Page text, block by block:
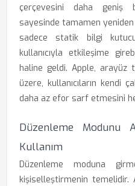
çerçevesini daha geniş
sayesinde tamamen yeniden
sadece statik bilgi
kullanıcıyla etkileşime
haline geldi. Apple, arayüz
üzere, kullanıcıların kendi
daha az efor sarf etmesini
Düzenleme Modunu
Kullanım
Düzenleme moduna
kişiselleştirmenin temelidir.